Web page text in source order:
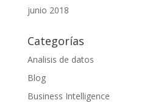
junio 2018
Categorías
Analisis de datos
Blog
Business Intelligence